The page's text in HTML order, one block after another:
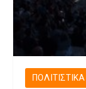
ΠΟΛΙΤΙΣΤΙΚΆ